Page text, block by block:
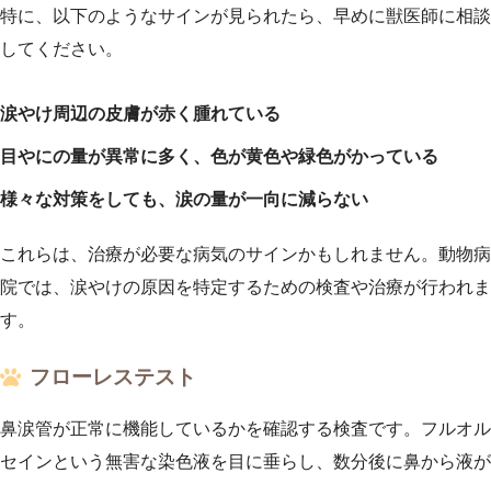
特に、以下のようなサインが見られたら、早めに獣医師に相談
してください。
涙やけ周辺の皮膚が赤く腫れている
目やにの量が異常に多く、色が黄色や緑色がかっている
様々な対策をしても、涙の量が一向に減らない
これらは、治療が必要な病気のサインかもしれません。動物病
院では、涙やけの原因を特定するための検査や治療が行われま
す。
フローレステスト
鼻涙管が正常に機能しているかを確認する検査です。フルオル
セインという無害な染色液を目に垂らし、数分後に鼻から液が